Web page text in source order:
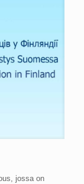
jossa on